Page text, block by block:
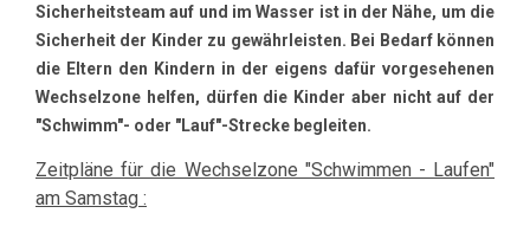
Sicherheitsteam auf und im Wasser ist in der Nähe, um die
Sicherheit der Kinder zu gewährleisten. Bei Bedarf können
die Eltern den Kindern in der eigens dafür vorgesehenen
Wechselzone helfen, dürfen die Kinder aber nicht auf der
"Schwimm"- oder "Lauf"-Strecke begleiten.
Zeitpläne für die Wechselzone "Schwimmen - Laufen"
am Samstag :